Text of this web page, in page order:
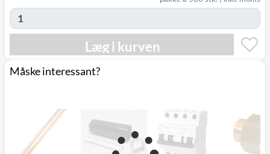
GLS Erhverv
Tirsdag d. 18/8
mandag d. 24/8
Svenstrup
(9230)
0,00 kr.
Mandag d. 17/8
Læg i kurven
Måske interessant?